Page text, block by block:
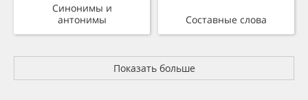
Синонимы и
антонимы
Составные слова
Показать больше